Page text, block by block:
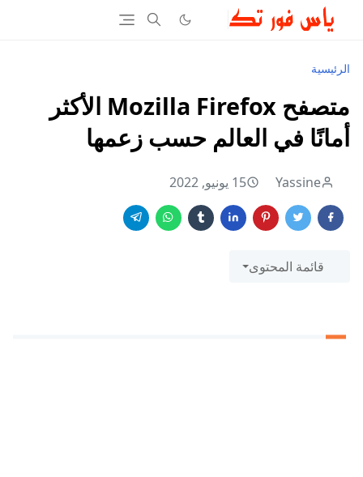
الرئيسية
متصفح Mozilla Firefox الأكثر
أمانًا في العالم حسب زعمها
Yassine 15 يونيو, 2022
قائمة المحتوى